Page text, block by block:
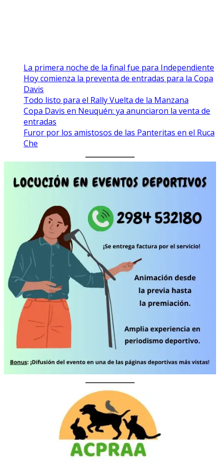
La primera noche de la final fue para Independiente
Hoy comienza la preventa de entradas para la Copa
Davis
Todo listo para el Rally Vuelta de la Manzana
Copa Davis en Neuquén: ya anunciaron la venta de
entradas
Furor por los amistosos de las Panteritas en el Ruca
Che